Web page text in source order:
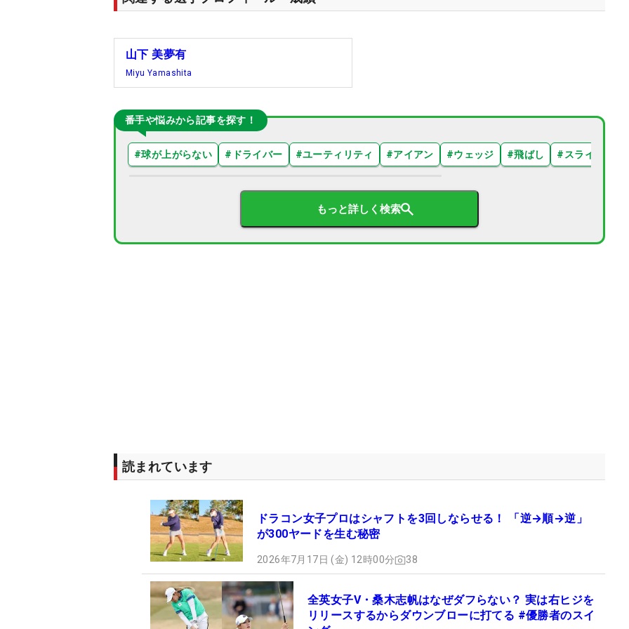
山下 美夢有
Miyu Yamashita
番手や悩みから記事を探す！
#球が上がらない # ドライバー #ユーティリティ #アイアン #ウェッジ #飛ばし #スライス
もっと詳しく検索
読まれています
ドラコン女子プロはシャフトを3回しならせる！ 「逆→順→逆」
が300ヤードを生む秘密
2026年7月17日 (金) 12時00分 38
全英女子V・桑木志帆はなぜダフらない？ 実は右ヒジを
リリースするからダウンブローに打てる #優勝者のスイ